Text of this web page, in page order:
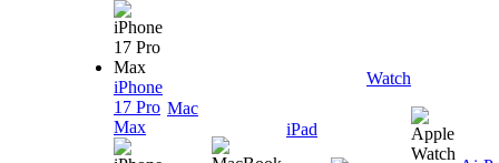
iPhone
17 Pro
Max
Mac
iPad
Watch